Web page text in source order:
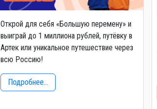
Открой для себя «Большую перемену» и
выиграй до 1 миллиона рублей, путёвку в
Артек или уникальное путешествие через
всю Россию!
Подробнее...